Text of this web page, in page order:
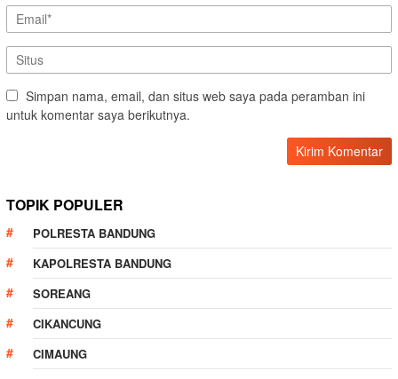
Simpan nama, email, dan situs web saya pada peramban ini
untuk komentar saya berikutnya.
TOPIK POPULER
POLRESTA BANDUNG
KAPOLRESTA BANDUNG
SOREANG
CIKANCUNG
CIMAUNG